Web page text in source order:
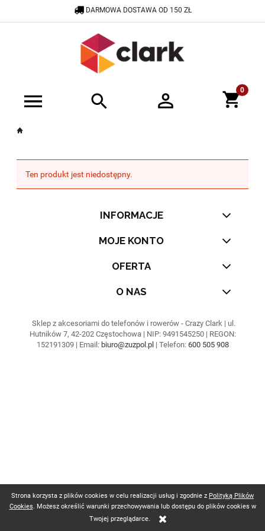
Strona korzysta z plików cookies w celu realizacji usług i zgodnie z Polityką Plików
Cookies. Możesz określić warunki przechowywania lub dostępu do plików cookies w
Twojej przeglądarce.
DARMOWA DOSTAWA OD 150 ZŁ
SKLEP@CRAZYCLARK.PL
Ten produkt jest niedostępny.
INFORMACJE
MOJE KONTO
OFERTA
O NAS
Sklep z akcesoriami do telefonów i rowerów - Crazy Clark | ul.
Hutników 7, 42-202 Częstochowa | NIP: 9491545250 | REGON:
152191309 | Email: biuro@zuzpol.pl| Telefon: 600 505 908